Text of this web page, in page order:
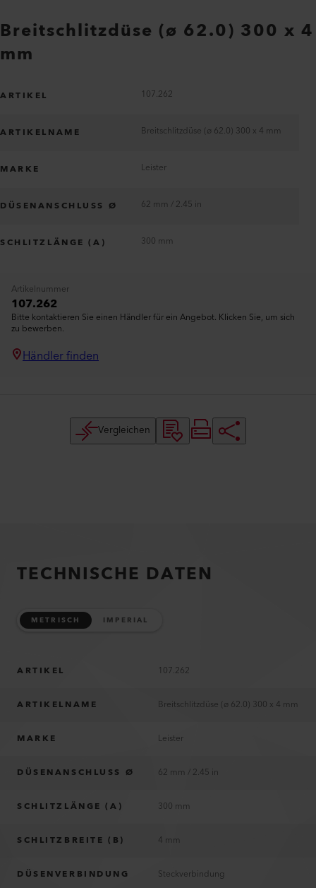
Breitschlitzdüse (ø 62.0) 300 x 4
mm
ARTIKEL 107.262
ARTIKELNAME Breitschlitzdüse (ø 62.0) 300 x 4 mm
MARKE Leister
DÜSENANSCHLUSS Ø 62 mm / 2.45 in
SCHLITZLÄNGE (A) 300 mm
Artikelnummer
107.262
Bitte kontaktieren Sie einen Händler für ein Angebot. Klicken Sie, um sich
zu bewerben.
Händler finden
Vergleichen
TECHNISCHE DATEN
METRISCH IMPERIAL
ARTIKEL 107.262
ARTIKELNAME Breitschlitzdüse (ø 62.0) 300 x 4 mm
MARKE Leister
DÜSENANSCHLUSS Ø 62 mm / 2.45 in
SCHLITZLÄNGE (A) 300 mm
SCHLITZBREITE (B) 4 mm
DÜSENVERBINDUNG Steckverbindung